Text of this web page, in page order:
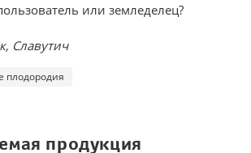
или земледелец?
Славутич
плодородия
продукция